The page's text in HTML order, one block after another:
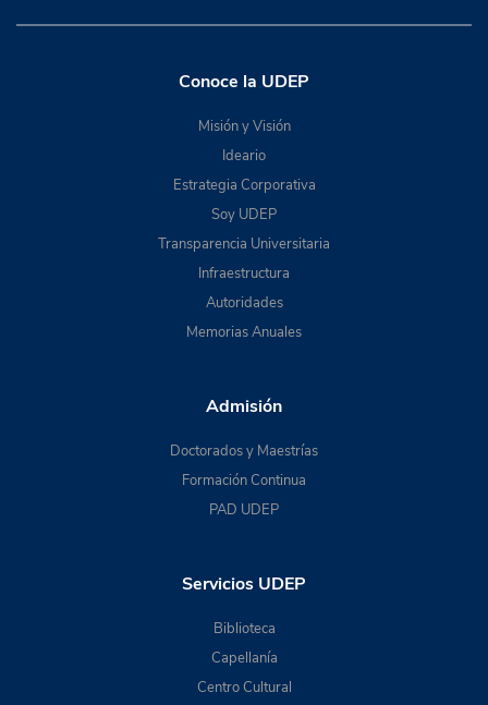
Conoce la UDEP
Misión y Visión
Ideario
Estrategia Corporativa
Soy UDEP
Transparencia Universitaria
Infraestructura
Autoridades
Memorias Anuales
Admisión
Doctorados y Maestrías
Formación Continua
PAD UDEP
Servicios UDEP
Biblioteca
Capellanía
Centro Cultural